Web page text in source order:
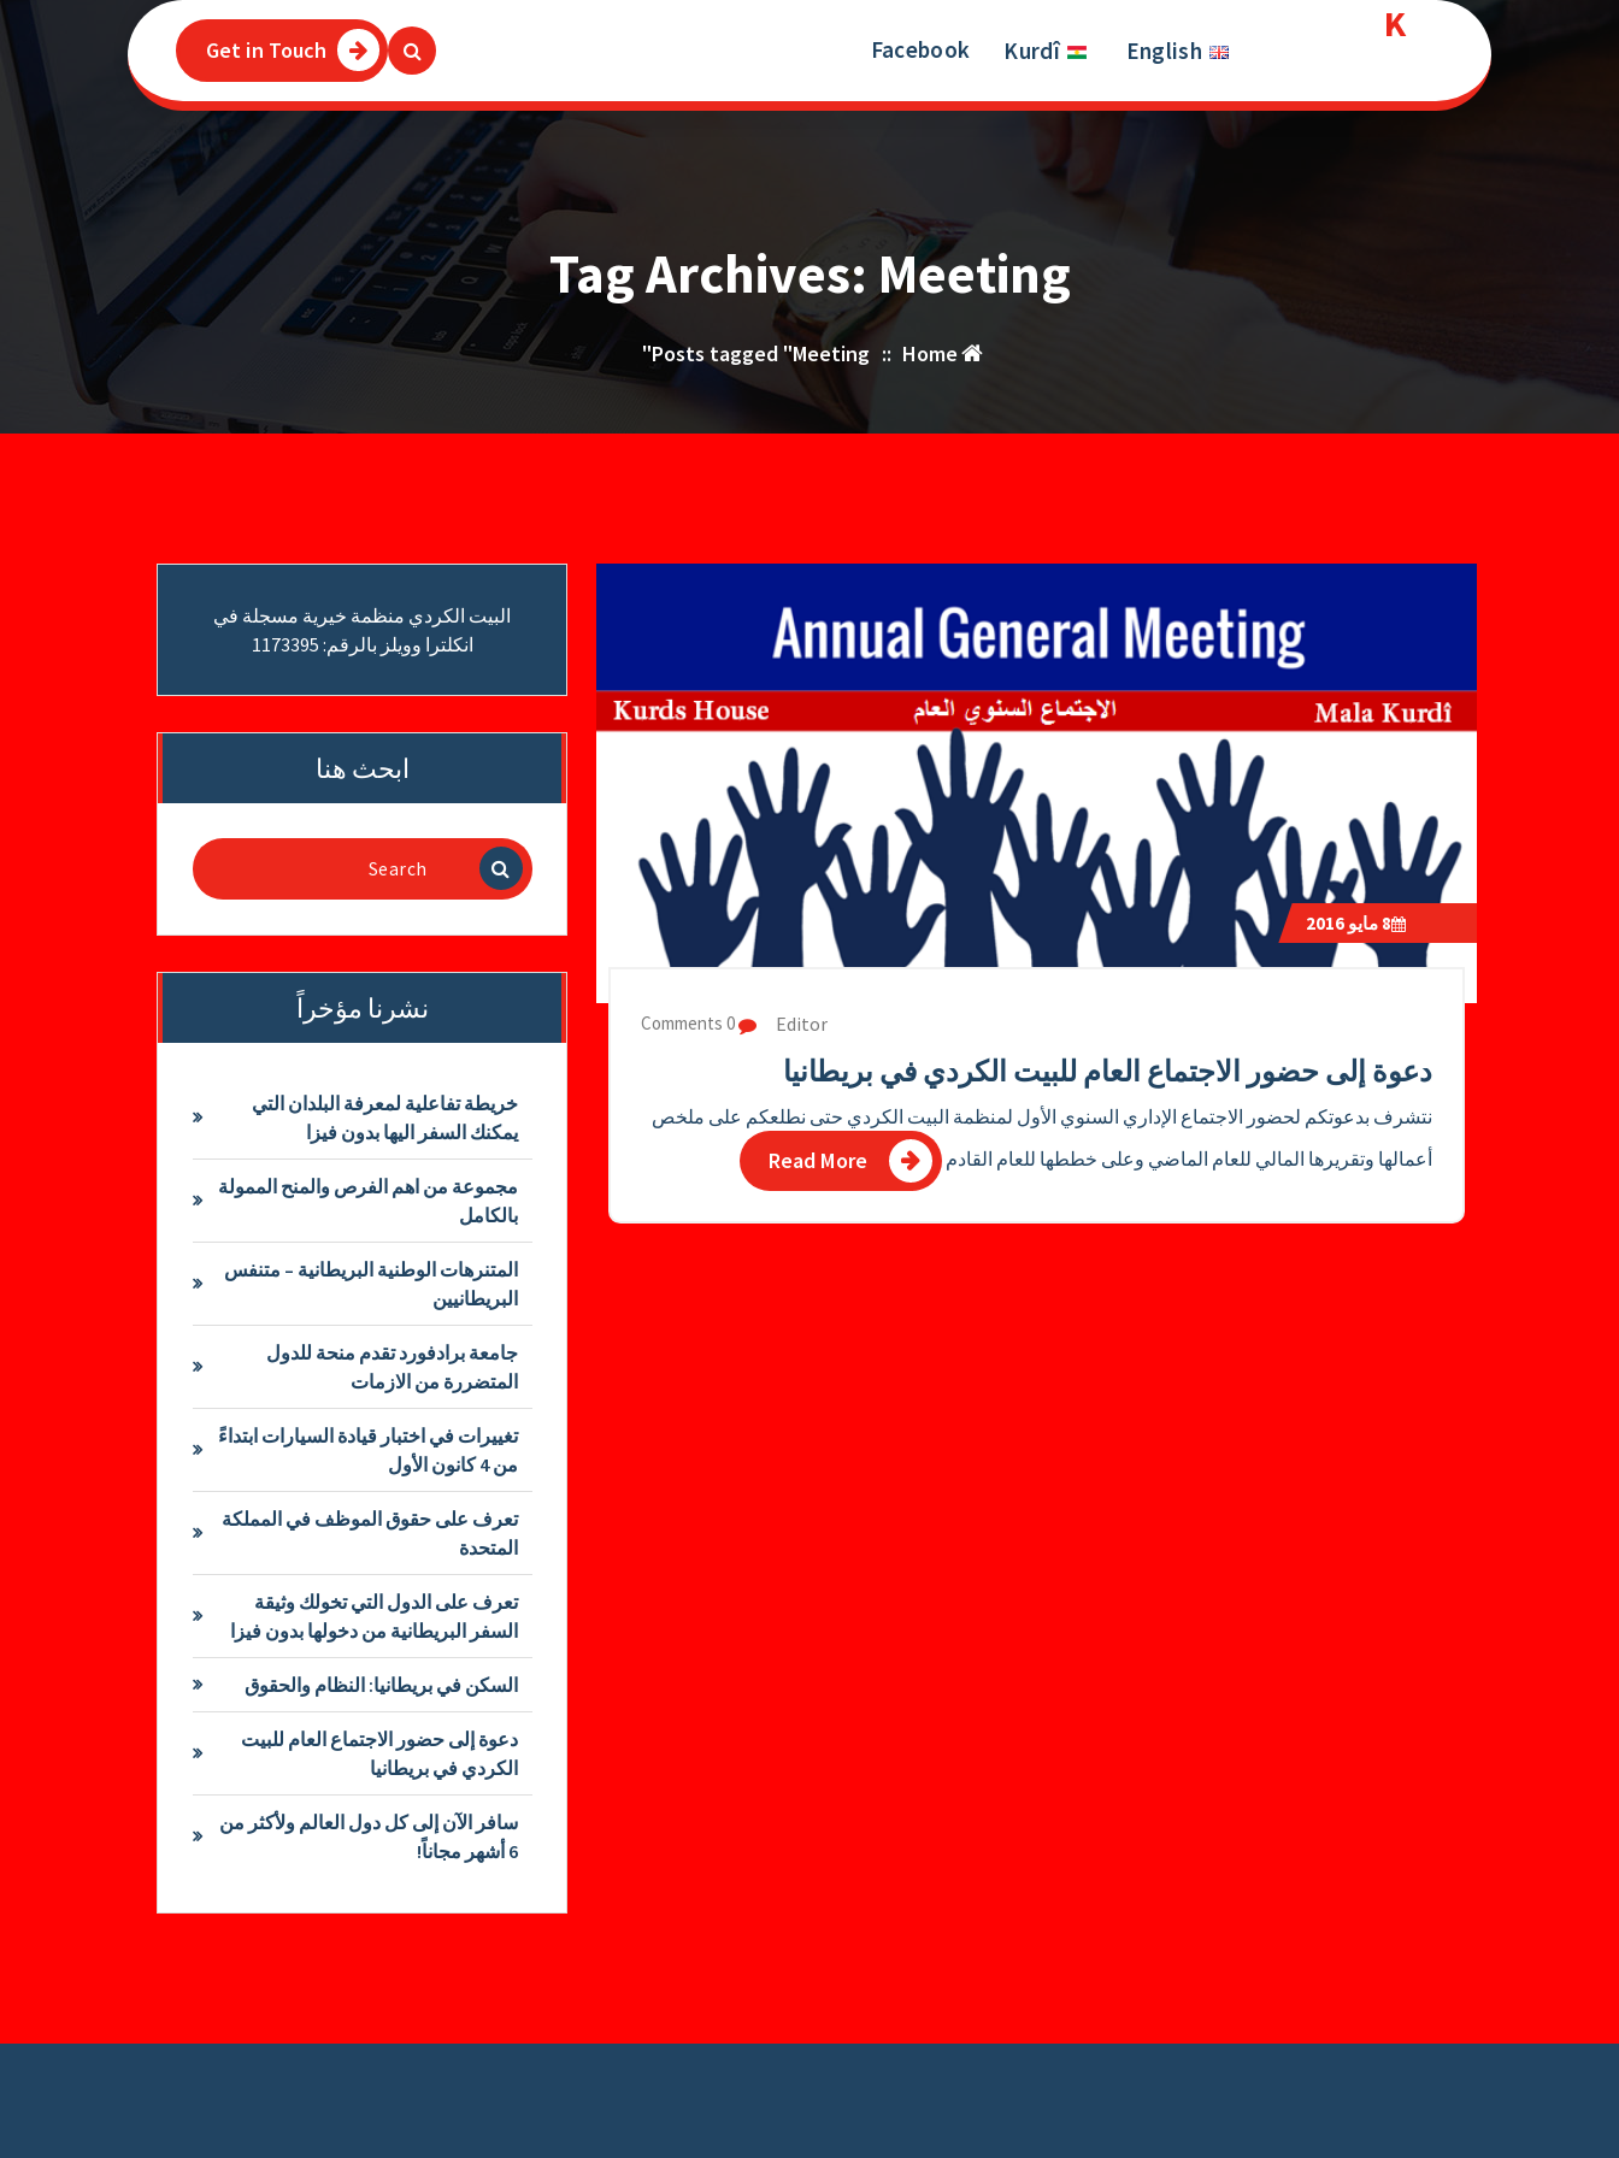
Kurds
English
Kurdî
Facebook
Get in Touch
Tag Archives: Meeting
Home
::
Posts tagged "Meeting"
8 مايو 2016
Editor
0 Comments
دعوة إلى حضور الاجتماع العام للبيت الكردي في بريطانيا
نتشرف بدعوتكم لحضور الاجتماع الإداري السنوي الأول لمنظمة البيت الكردي حتى نطلعكم على ملخص
أعمالها وتقريرها المالي للعام الماضي وعلى خططها للعام القادم
Read More
البيت الكردي منظمة خيرية مسجلة في
انكلترا وويلز بالرقم: 1173395
ابحث هنا
Search
for:
نشرنا مؤخراً
خريطة تفاعلية لمعرفة البلدان التي
يمكنك السفر اليها بدون فيزا
مجموعة من اهم الفرص والمنح الممولة
بالكامل
المتنرهات الوطنية البريطانية – متنفس
البريطانيين
جامعة برادفورد تقدم منحة للدول
المتضررة من الازمات
تغييرات في اختبار قيادة السيارات ابتداءً
من 4 كانون الأول
تعرف على حقوق الموظف في المملكة
المتحدة
تعرف على الدول التي تخولك وثيقة
السفر البريطانية من دخولها بدون فيزا
السكن في بريطانيا: النظام والحقوق
دعوة إلى حضور الاجتماع العام للبيت
الكردي في بريطانيا
سافر الآن إلى كل دول العالم ولأكثر من
6 أشهر مجاناً!